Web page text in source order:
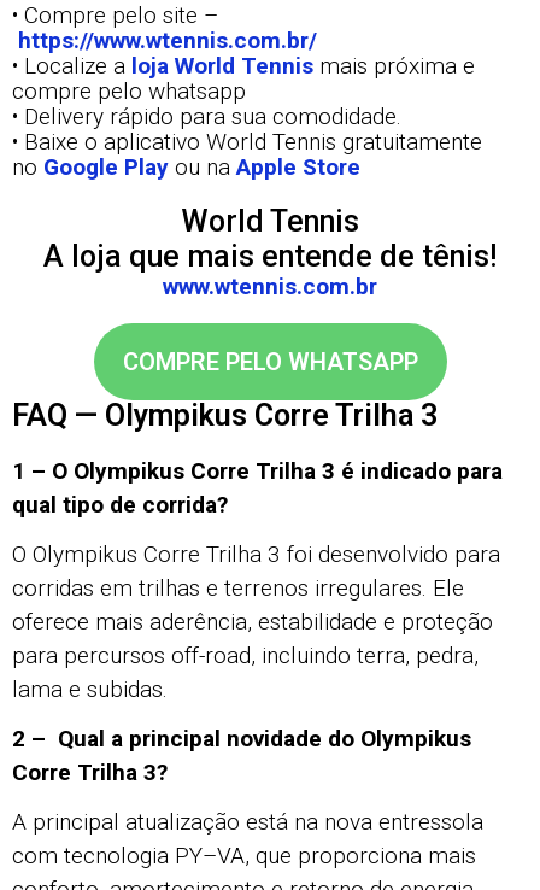
• Compre pelo site –
https://www.wtennis.com.br/
• Localize a loja World Tennis mais próxima e
compre pelo whatsapp
• Delivery rápido para sua comodidade.
• Baixe o aplicativo World Tennis gratuitamente
no Google Play ou naApple Store
World Tennis
A loja que mais entende de tênis!
www.wtennis.com.br
COMPRE PELO WHATSAPP
FAQ — Olympikus Corre Trilha 3
1 – O Olympikus Corre Trilha 3 é indicado para
qual tipo de corrida?
O Olympikus Corre Trilha 3 foi desenvolvido para
corridas em trilhas e terrenos irregulares. Ele
oferece mais aderência, estabilidade e proteção
para percursos off-road, incluindo terra, pedra,
lama e subidas.
2 – Qual a principal novidade do Olympikus
Corre Trilha 3?
A principal atualização está na nova entressola
com tecnologia PY–VA, que proporciona mais